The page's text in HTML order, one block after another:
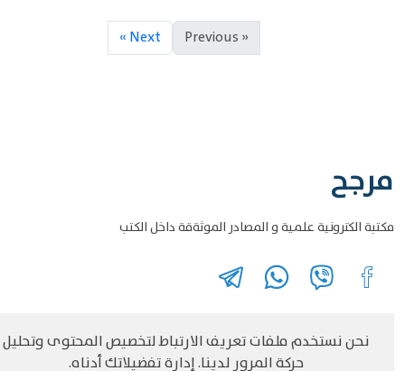
Next »
مرجح
مكتبة الكترونية علمية و المصادر الموثةقة داخل الكتب
حقوق الطبع والنشر مرجح جميع الحقوق محفوظةسياسة و الخصوصية
نحن نستخدم ملفات تعريف الارتباط لتخصيص المحتوى وتحليل
حركة المرور لدينا. إدارة تفضيلاتك أدناه.